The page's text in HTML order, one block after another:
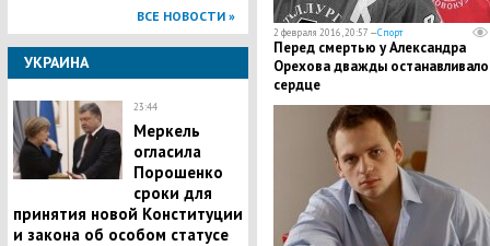
ВСЕ НОВОСТИ »
УКРАИНА
23:44
Меркель
огласила
Порошенко
сроки для
принятия новой Конституции
и закона об особом статусе
2 февраля 2016, 20:57 —Спорт
Перед смертью у Александра
Орехова дважды
сердце